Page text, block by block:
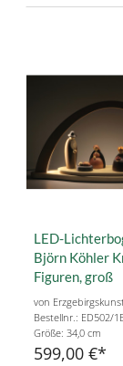
LED-
Björn Köhler
Figuren, groß
von
Bestellnr.: ED502/
Größe: 34,0 cm
599,00 €